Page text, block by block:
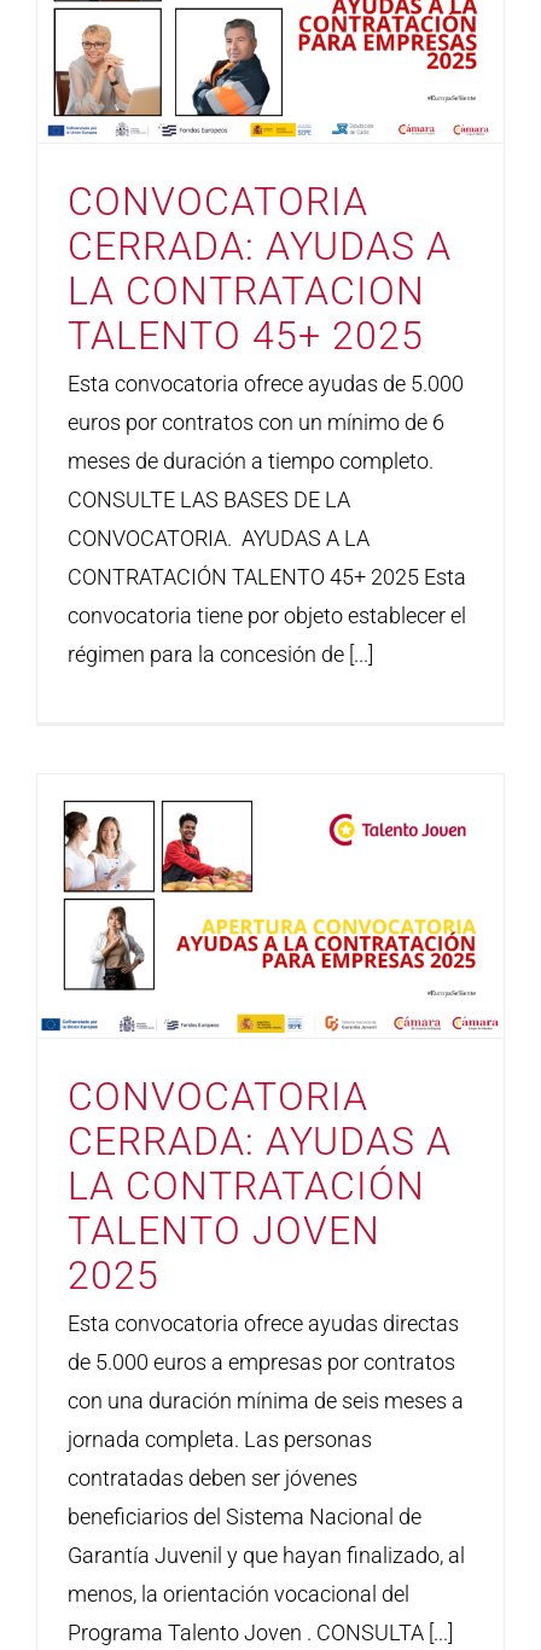
CONVOCATORIA
CERRADA: AYUDAS A
LA CONTRATACION
TALENTO 45+ 2025
Esta convocatoria ofrece ayudas de 5.000
euros por contratos con un mínimo de 6
meses de duración a tiempo completo.
CONSULTE LAS BASES DE LA
CONVOCATORIA. AYUDAS A LA
CONTRATACIÓN TALENTO 45+ 2025 Esta
convocatoria tiene por objeto establecer el
régimen para la concesión de [...]
CONVOCATORIA
CERRADA: AYUDAS A
LA CONTRATACIÓN
TALENTO JOVEN
2025
Esta convocatoria ofrece ayudas directas
de 5.000 euros a empresas por contratos
con una duración mínima de seis meses a
jornada completa. Las personas
contratadas deben ser jóvenes
beneficiarios del Sistema Nacional de
Garantía Juvenil y que hayan finalizado, al
menos, la orientación vocacional del
Programa Talento Joven . CONSULTA [...]